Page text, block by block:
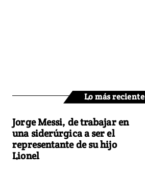
Lo más reciente
Jorge Messi, de trabajar en
una siderúrgica a ser el
representante de su hijo
Lionel